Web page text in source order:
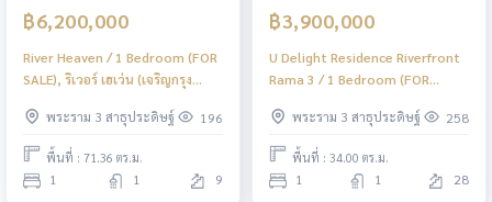
฿6,200,000
River Heaven / 1 Bedroom (FOR
SALE), ริเวอร์ เฮเว่น (เจริญกรุง
พระราม 3 สาธุประดิษฐ์
196
พื้นที่ : 71.36 ตร.ม.
1 1 9
฿3,900,000
U Delight Residence Riverfront
Rama 3 / 1 Bedroom (FOR
ฟร้อนท์ / 1 ห้องนอน (ขาย) LD059
พระราม 3 สาธุประดิษฐ์ 258
พื้นที่ : 34.00 ตร.ม.
1 1 28